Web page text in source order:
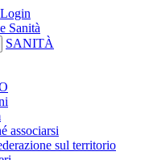
Login
SANITÀ
associarsi
sul territorio